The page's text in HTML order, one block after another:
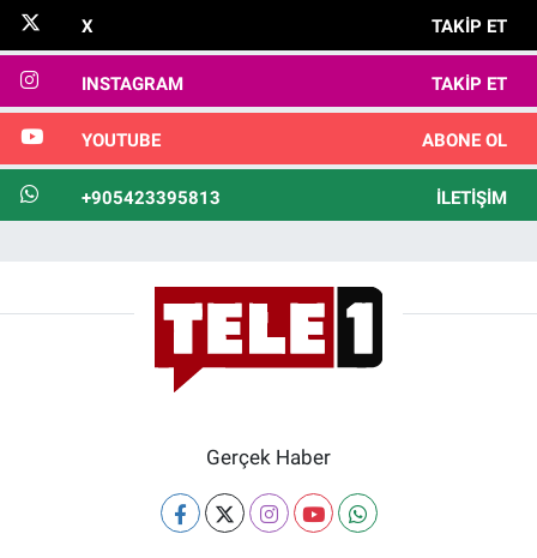
X TAKIP ET
INSTAGRAM TAKIP ET
YOUTUBE ABONE OL
+905423395813 İLETIŞIM
Gerçek Haber